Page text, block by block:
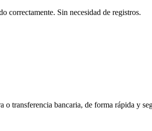
correctamente. Sin necesidad de registros.
transferencia bancaria, de forma rápida y